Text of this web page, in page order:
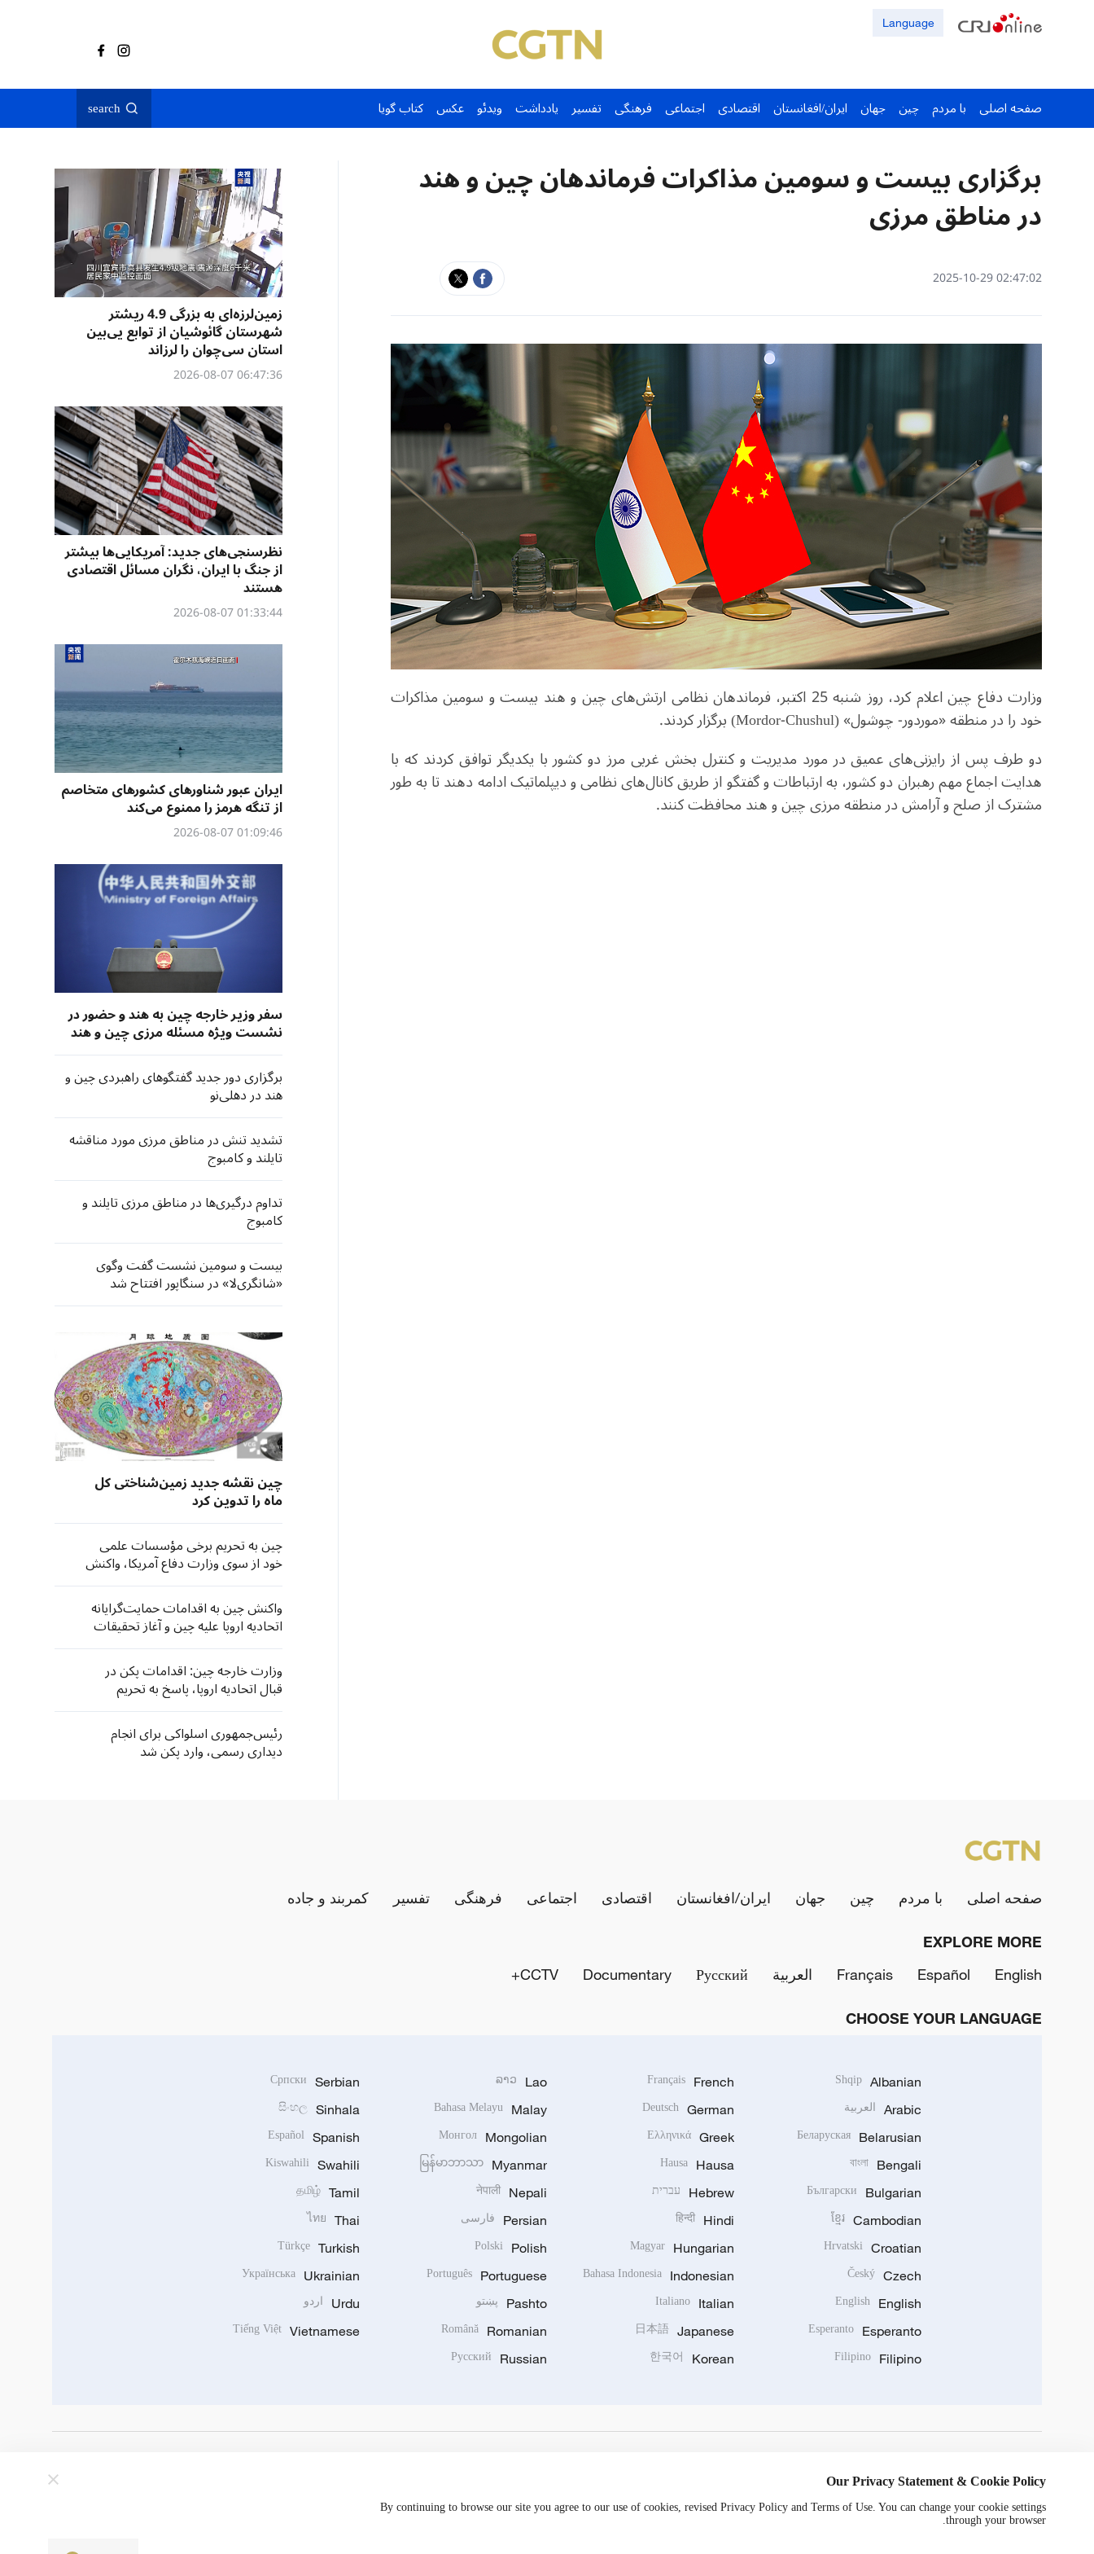
Language
صفحه اصلی با مردم چین جهان ایران/افغانستان اقتصادی اجتماعی فرهنگی تفسیر یادداشت ویدئو عکس کتاب گویا search
برگزاری بیست و سومین مذاکرات فرماندهان چین و هند
در مناطق مرزی
02:47:02 2025-10-29
وزارت دفاع چین اعلام کرد، روز شنبه 25 اکتبر، فرماندهان نظامی ارتش‌های چین و هند بیست و سومین مذاکرات
خود را در منطقه «موردور- چوشول» (Mordor-Chushul) برگزار کردند.
دو طرف پس از رایزنی‌های عمیق در مورد مدیریت و کنترل بخش غربی مرز دو کشور با یکدیگر توافق کردند که با
هدایت اجماع مهم رهبران دو کشور، به ارتباطات و گفتگو از طریق کانال‌های نظامی و دیپلماتیک ادامه دهند تا به طور
مشترک از صلح و آرامش در منطقه مرزی چین و هند محافظت کنند.
زمین‌لرزه‌ای به بزرگی 4.9 ریشتر
شهرستان گائوشیان از توابع یی‌بین
استان سی‌چوان را لرزاند
06:47:36 2026-08-07
نظرسنجی‌‌های جدید: آمریکایی‌ها بیشتر
از جنگ با ایران، نگران مسائل اقتصادی
هستند
01:33:44 2026-08-07
ایران عبور شناورهای کشورهای متخاصم
از تنگه هرمز را ممنوع می‌کند
01:09:46 2026-08-07
سفر وزیر خارجه چین به هند و حضور در
نشست ویژه مسئله مرزی چین و هند
برگزاری دور جدید گفتگوهای راهبردی چین و
هند در دهلی‌نو
تشدید تنش‌ در مناطق مرزی مورد مناقشه
تایلند و کامبوج
تداوم درگیری‌ها در مناطق مرزی تایلند و
کامبوج
بیست و سومین نشست گفت وگوی
«شانگری‌لا» در سنگاپور افتتاح شد
چین نقشه جدید زمین‌شناختی کل
ماه را تدوین کرد
چین به تحریم برخی مؤسسات علمی
خود از سوی وزارت دفاع آمریکا، واکنش
نشان داد
واکنش چین به اقدامات حمایت‌گرایانه
اتحادیه اروپا علیه چین و آغاز تحقیقات
۳۰۱ آمریکا به بهانه "ظرفیت مازاد"
وزارت خارجه چین: اقدامات پکن در
قبال اتحادیه اروپا، پاسخ به تحریم
شرکت‌های چینی است
رئیس‌جمهوری اسلواکی برای انجام
دیداری رسمی، وارد پکن شد
صفحه اصلی با مردم چین جهان ایران/افغانستان اقتصادی اجتماعی فرهنگی تفسیر کمربند و جاده
EXPLORE MORE
English
Español
Français العربية Русский
Documentary
CCTV+
CHOOSE YOUR LANGUAGE
Albanian
Shqip
Arabic العربية
Belarusian
Беларуская
Bengali
বাংলা
Bulgarian
Български
Cambodian
ខ្មែរ
Croatian
Hrvatski
Czech
Český
English
English
Esperanto
Esperanto
Filipino
Filipino
French
Français
German
Deutsch
Greek
Ελληνικά
Hausa
Hausa
Hebrew עברית
Hindi
हिन्दी
Hungarian
Magyar
Indonesian
Bahasa Indonesia
Italian
Italiano
Japanese
日本語
Korean
한국어
Lao
ລາວ
Malay
Bahasa Melayu
Mongolian
Монгол
Myanmar
မြန်မာဘာသာ
Nepali
नेपाली
Persian فارسی
Polish
Polski
Portuguese
Português
Pashto پښتو
Romanian
Română
Russian
Русский
Serbian
Српски
Sinhala
සිංහල
Spanish
Español
Swahili
Kiswahili
Tamil
தமிழ்
Thai
ไทย
Turkish
Türkçe
Ukrainian
Українська
Urdu اردو
Vietnamese
Tiếng Việt
Our Privacy Statement & Cookie Policy
By continuing to browse our site you agree to our use of cookies, revised Privacy Policy and Terms of Use. You can change your cookie settings
through your browser.